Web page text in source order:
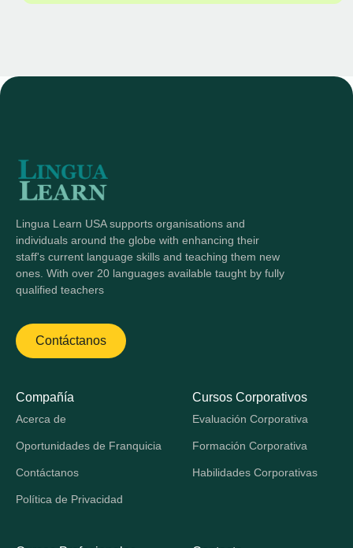
Lingua Learn USA supports organisations and
individuals around the globe with enhancing their
staff's current language skills and teaching them new
ones. With over 20 languages available taught by fully
qualified teachers
Contáctanos
Compañía
Acerca de
Oportunidades de Franquicia
Contáctanos
Política de Privacidad
Cursos Corporativos
Evaluación Corporativa
Formación Corporativa
Habilidades Corporativas